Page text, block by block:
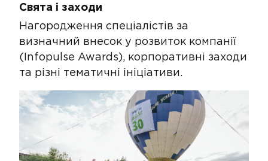
​​Свята і заходи​
Нагородження спеціалістів за
визначний внесок у розвиток компанії
(Infopulse Awards), корпоративні заходи
та різні тематичні ініціативи.​